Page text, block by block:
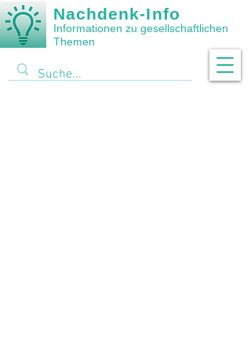
Nachdenk-Info
Informationen zu gesellschaftlichen
Themen